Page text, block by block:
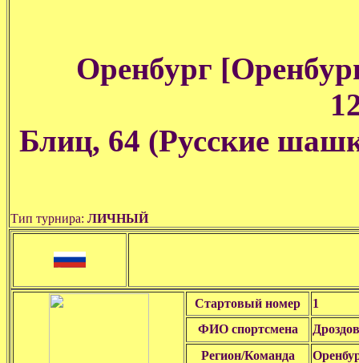
Оренбург
Блиц, 64 (Русские
Тип турнира: ЛИЧНЫЙ
Стартовый номер
1
ФИО спортсмена
Регион/Команда